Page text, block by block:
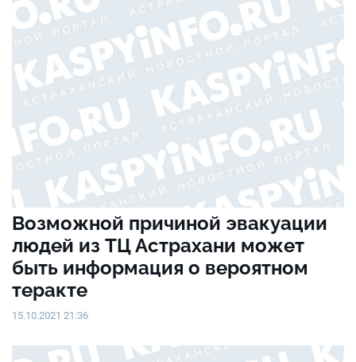
Возможной причиной эвакуации
людей из ТЦ Астрахани может
быть информация о вероятном
теракте
15.10.2021 21:36